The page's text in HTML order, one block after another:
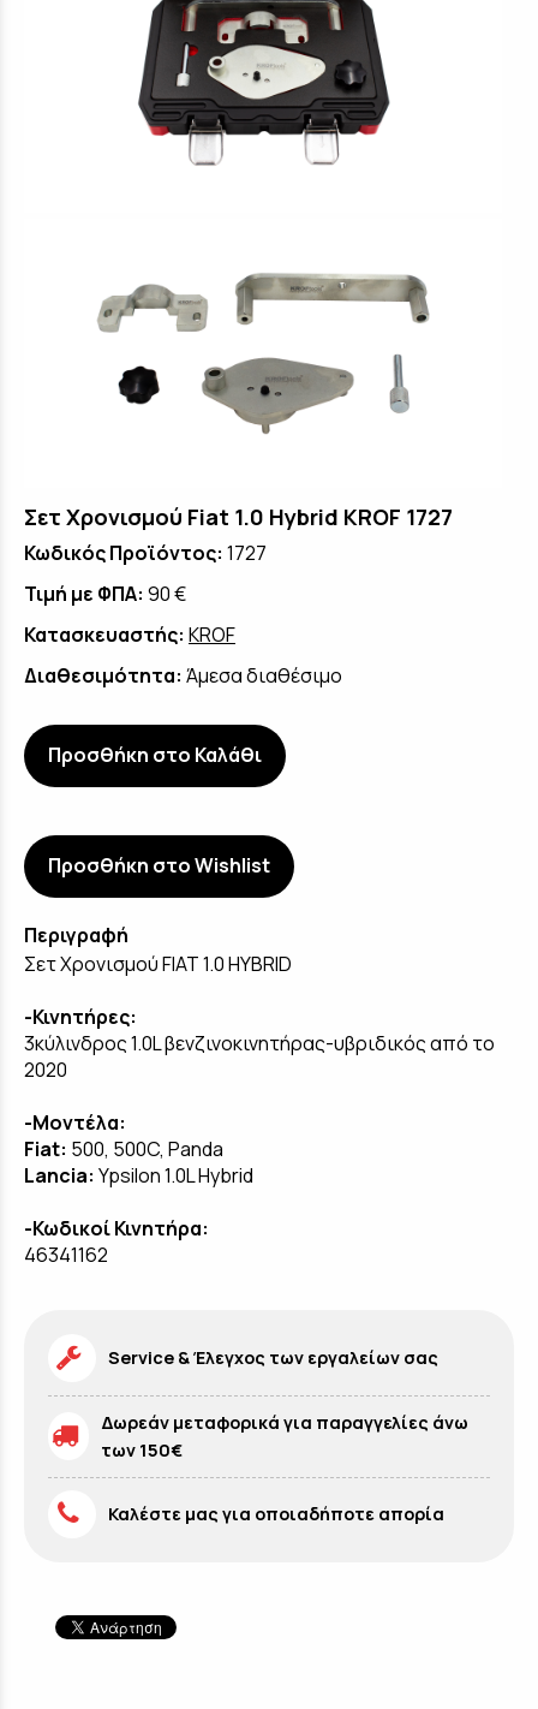
Σετ Χρονισμού Fiat 1.0 Hybrid KROF 1727
Κωδικός Προϊόντος: 1727
Τιμή με ΦΠΑ: 90 €
Κατασκευαστής: KROF
Διαθεσιμότητα: Άμεσα διαθέσιμο
Προσθήκη στο Καλάθι
Προσθήκη στο Wishlist
Περιγραφή
Σετ Χρονισμού FIAT 1.0 HYBRID
-Κινητήρες:
3κύλινδρος 1.0L βενζινοκινητήρας-υβριδικός από το
2020
-Μοντέλα:
Fiat: 500, 500C, Panda
Lancia: Ypsilon 1.0L Hybrid
-Κωδικοί Κινητήρα:
46341162
Service & Έλεγχος των εργαλείων σας
Δωρεάν μεταφορικά για παραγγελίες άνω
των 150€
Καλέστε μας για οποιαδήποτε απορία